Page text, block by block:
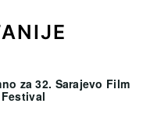
za 32. Sarajevo Film
Festival